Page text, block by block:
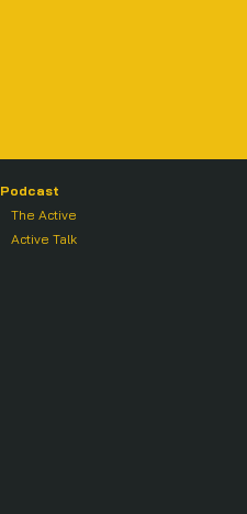
Podcast
The Active
Active Talk